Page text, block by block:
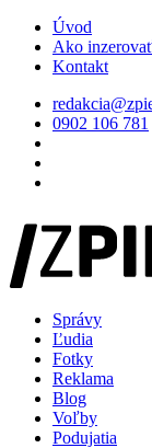
Úvod
Ako
Kontakt
0902 106 781
Správy
Ľudia
Fotky
Reklama
Blog
Voľby
Podujatia